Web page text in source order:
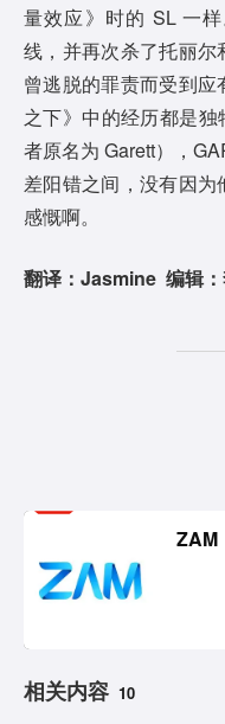
量效应》时的 SL 一
线，并再次杀了托丽
曾逃脱的罪责而受到
之下》中的经历都是
者原名为 Garett），
差阳错之间，没有因
感慨啊。
翻译：Jasmine 编辑
ZAM
相关内容 10